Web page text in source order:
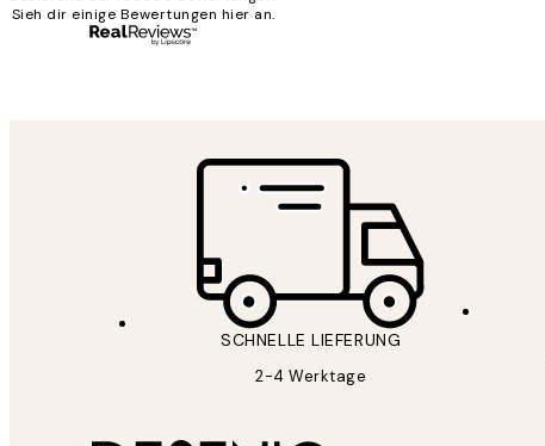
Sieh dir einige Bewertungen hier an.
SCHNELLE LIEFERUNG
2-4 Werktage